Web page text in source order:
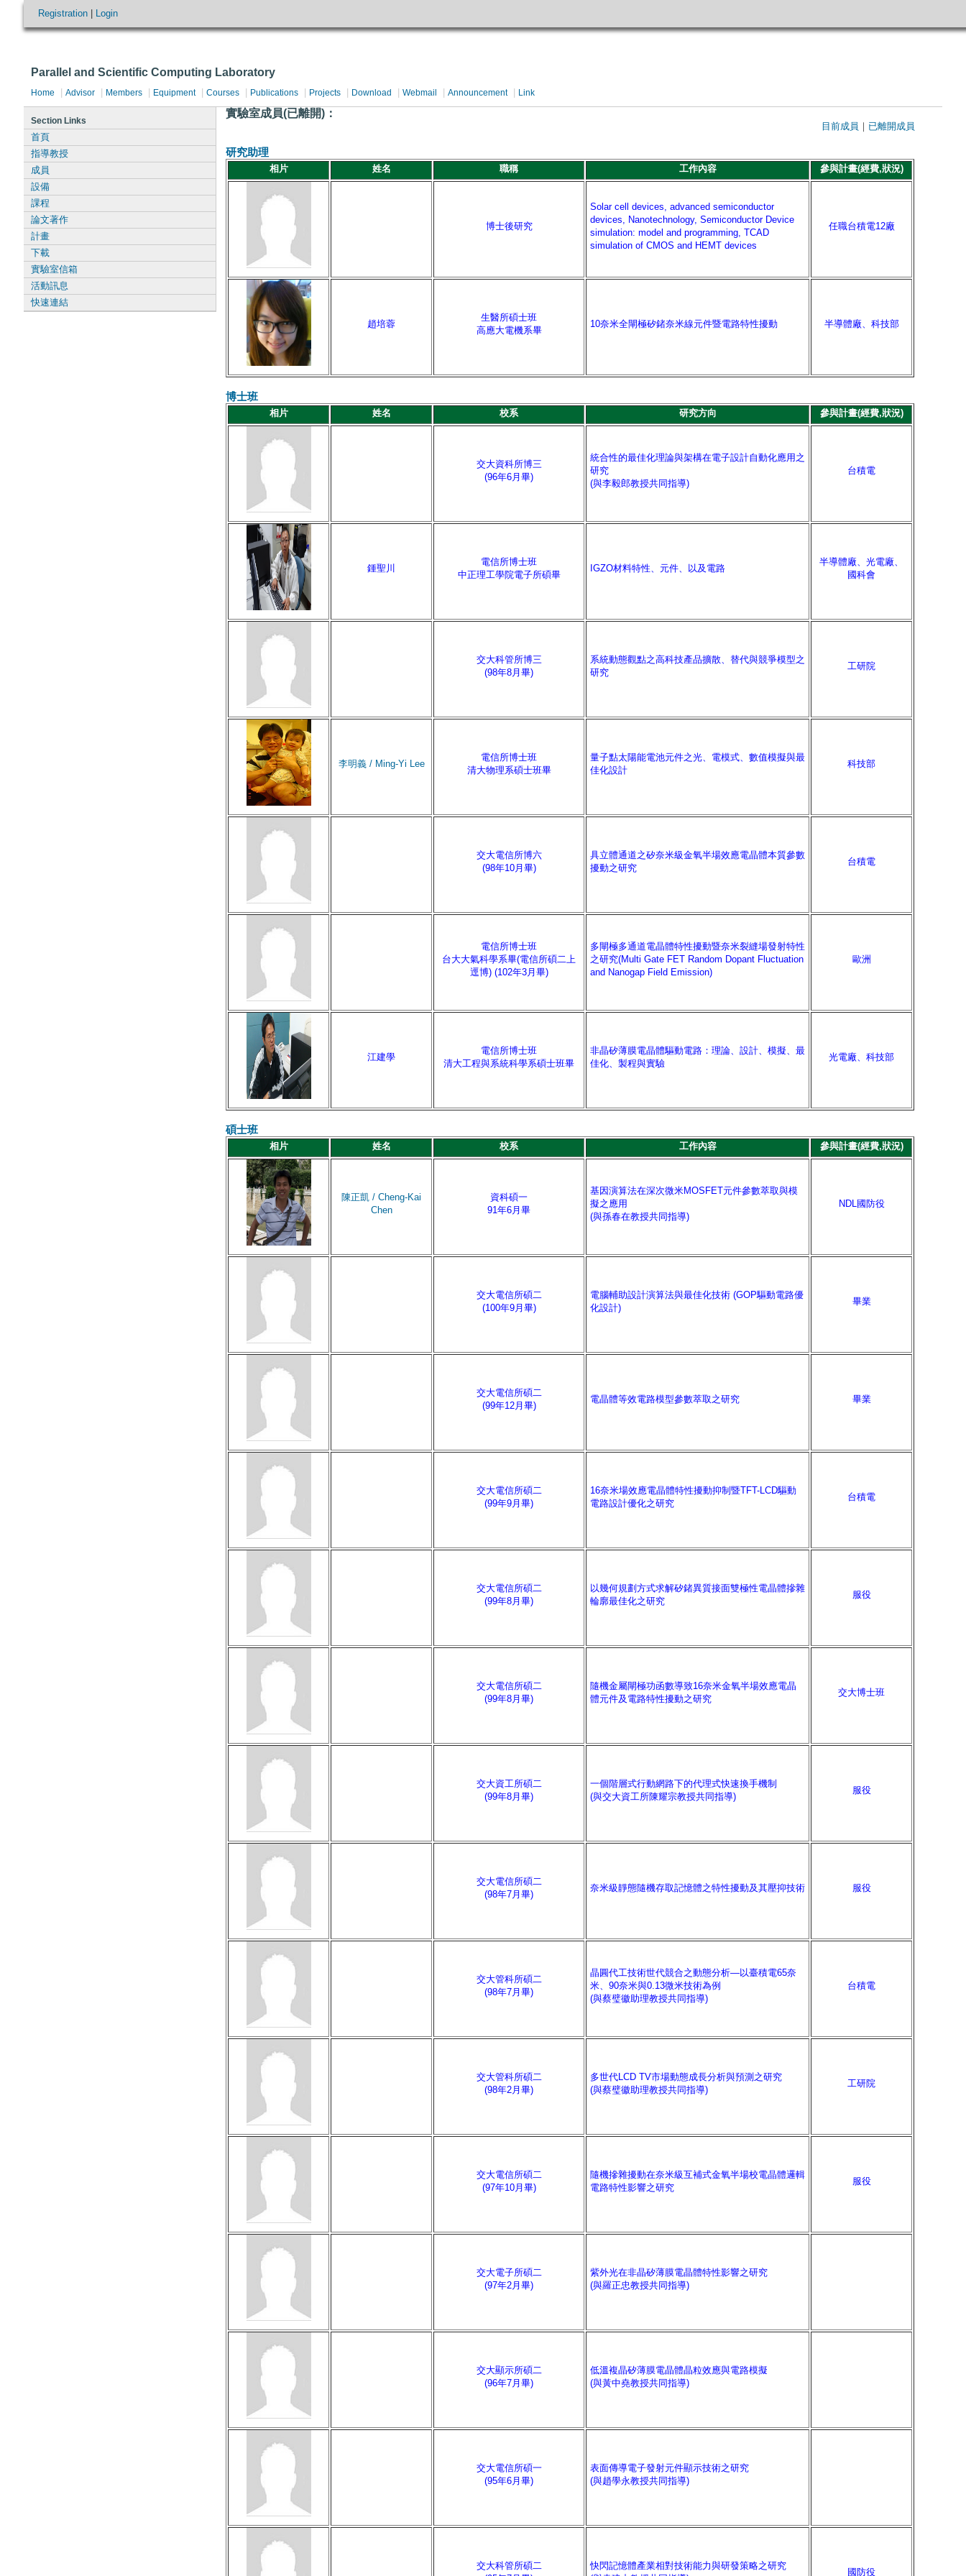
Registration Login
Parallel and Scientific Computing Laboratory
Home Advisor Members Equipment Courses Publications Projects Download Webmail Announcement Link
實驗室成員(已離開)：
目前成員 ｜ 已離開成員
研究助理
相片 姓名 職稱 工作內容 參與計畫(經費,狀況)
博士後研究
Solar cell devices, advanced semiconductor
devices, Nanotechnology, Semiconductor Device
simulation: model and programming, TCAD
simulation of CMOS and HEMT devices
任職台積電12廠
趙培蓉
生醫所碩士班
高應大電機系畢
10奈米全閘極矽鍺奈米線元件暨電路特性擾動 半導體廠、科技部
博士班
相片 姓名 校系 研究方向 參與計畫(經費,狀況)
交大資科所博三
(96年6月畢)
統合性的最佳化理論與架構在電子設計自動化應用之
研究
(與李毅郎教授共同指導)
台積電
鍾聖川
電信所博士班
中正理工學院電子所碩畢
IGZO材料特性、元件、以及電路
半導體廠、光電廠、
國科會
交大科管所博三
(98年8月畢)
系統動態觀點之高科技產品擴散、替代與競爭模型之
研究
工研院
李明義 / Ming-Yi Lee
電信所博士班
清大物理系碩士班畢
量子點太陽能電池元件之光、電模式、數值模擬與最
佳化設計
科技部
交大電信所博六
(98年10月畢)
具立體通道之矽奈米級金氧半場效應電晶體本質參數
擾動之研究
台積電
電信所博士班
台大大氣科學系畢(電信所碩二上
逕博) (102年3月畢)
多閘極多通道電晶體特性擾動暨奈米裂縫場發射特性
之研究(Multi Gate FET Random Dopant Fluctuation
and Nanogap Field Emission)
歐洲
江建學
電信所博士班
清大工程與系統科學系碩士班畢
非晶矽薄膜電晶體驅動電路：理論、設計、模擬、最
佳化、製程與實驗
光電廠、科技部
碩士班
相片 姓名 校系 工作內容 參與計畫(經費,狀況)
陳正凱 / Cheng-Kai
Chen
資科碩一
91年6月畢
基因演算法在深次微米MOSFET元件參數萃取與模
擬之應用
(與孫春在教授共同指導)
NDL國防役
交大電信所碩二
(100年9月畢)
電腦輔助設計演算法與最佳化技術 (GOP驅動電路優
化設計)
畢業
交大電信所碩二
(99年12月畢)
電晶體等效電路模型參數萃取之研究 畢業
交大電信所碩二
(99年9月畢)
16奈米場效應電晶體特性擾動抑制暨TFT-LCD驅動
電路設計優化之研究
台積電
交大電信所碩二
(99年8月畢)
以幾何規劃方式求解矽鍺異質接面雙極性電晶體摻雜
輪廓最佳化之研究
服役
交大電信所碩二
(99年8月畢)
隨機金屬閘極功函數導致16奈米金氧半場效應電晶
體元件及電路特性擾動之研究
交大博士班
交大資工所碩二
(99年8月畢)
一個階層式行動網路下的代理式快速換手機制
(與交大資工所陳耀宗教授共同指導)
服役
交大電信所碩二
(98年7月畢)
奈米級靜態隨機存取記憶體之特性擾動及其壓抑技術 服役
交大管科所碩二
(98年7月畢)
晶圓代工技術世代競合之動態分析—以臺積電65奈
米、90奈米與0.13微米技術為例
(與蔡璧徽助理教授共同指導)
台積電
交大管科所碩二
(98年2月畢)
多世代LCD TV市場動態成長分析與預測之研究
(與蔡璧徽助理教授共同指導)
工研院
交大電信所碩二
(97年10月畢)
隨機摻雜擾動在奈米級互補式金氧半場校電晶體邏輯
電路特性影響之研究
服役
交大電子所碩二
(97年2月畢)
紫外光在非晶矽薄膜電晶體特性影響之研究
(與羅正忠教授共同指導)
交大顯示所碩二
(96年7月畢)
低溫複晶矽薄膜電晶體晶粒效應與電路模擬
(與黃中堯教授共同指導)
交大電信所碩一
(95年6月畢)
表面傳導電子發射元件顯示技術之研究
(與趙學永教授共同指導)
交大科管所碩二
快閃記憶體產業相對技術能力與研發策略之研究
國防役
Section Links
首頁
指導教授
成員
設備
課程
論文著作
計畫
下載
實驗室信箱
活動訊息
快速連結